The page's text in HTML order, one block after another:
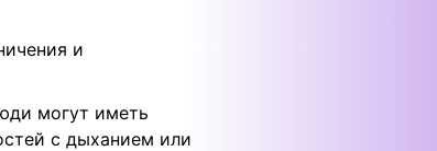
и
могут иметь
с дыханием или